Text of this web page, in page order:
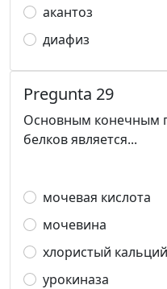
акантоз
диафиз
Pregunta 29
Основным конечным
белков является...
мочевая кислота
мочевина
хлористый кальций
урокиназа